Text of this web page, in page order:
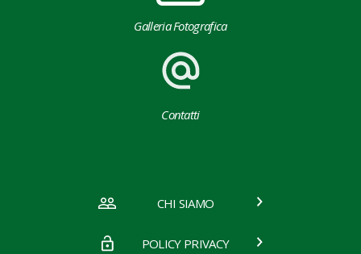
Galleria Fotografica
Contatti
CHI SIAMO
POLICY PRIVACY